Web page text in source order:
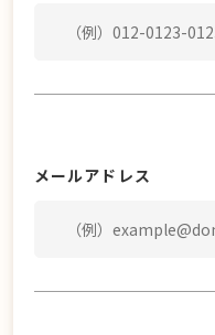
メールアドレス